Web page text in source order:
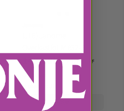
149,00kr 213,00kr
På lager
⌖